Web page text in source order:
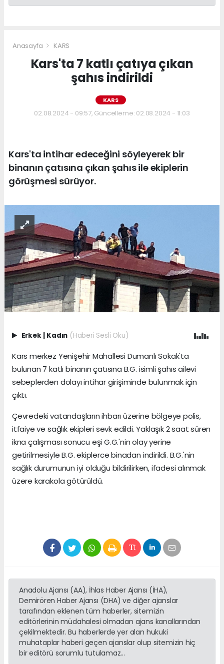
Anasayfa KARS
Kars'ta 7 katlı çatıya çıkan
şahıs indirildi
KARS
02.08.2024 - 09:57, Güncelleme: 02.08.2024 - 11:03
Kars'ta intihar edeceğini söyleyerek bir
binanın çatısına çıkan şahıs ile ekiplerin
görüşmesi sürüyor.
Erkek | Kadın (Haberi Sesli Oku)
Kars merkez Yenişehir Mahallesi Dumanlı Sokak'ta
bulunan 7 katlı binanın çatısına B.G. isimli şahıs ailevi
sebeplerden dolayı intihar girişiminde bulunmak için
çıktı.
Çevredeki vatandaşların ihbarı üzerine bölgeye polis,
itfaiye ve sağlık ekipleri sevk edildi. Yaklaşık 2 saat süren
ikna çalışması sonucu eşi G.G.'nin olay yerine
getirilmesiyle B.G. ekiplerce binadan indirildi. B.G.'nin
sağlık durumunun iyi olduğu bildirilirken, ifadesi alınmak
üzere karakola götürüldü.
Anadolu Ajansı (AA), İhlas Haber Ajansı (İHA),
Demirören Haber Ajansı (DHA) ve diğer ajanslar
tarafından eklenen tüm haberler, sitemizin
editörlerinin müdahalesi olmadan ajans kanallarından
çekilmektedir. Bu haberlerde yer alan hukuki
muhataplar haberi geçen ajanslar olup sitemizin hiç
bir editörü sorumlu tutulamaz...